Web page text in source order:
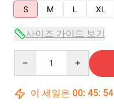
S
M L XL
사이즈 가이드 보기
이 세일은 00: 45: 53